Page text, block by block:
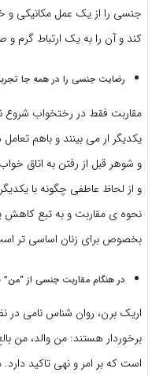
جنسی را از یک عمل مکانیکی و
کند و آن را به یک ارتباط گرم
رضایت جنسی را در همه جا
مقاربت فقط در رختخواب شروع
یکدیگر ار می بینند و باهم
و شوهر قبل از رفتن به اتاق
و از لحاظ عاطفی چگونه با یکدیگر
نحوه ی مقاربت و به تبع کاهش
بخصوص برای زنان اساسی تر
در هنگام مقاربت جنسی از “من”
اریک برن، روان شناس نامی در
برخوردار هستند: من والد،
است که بر امر و نهی تاکید